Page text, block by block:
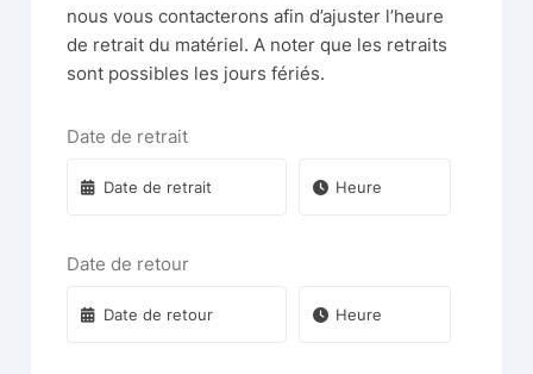
nous vous contacterons afin d’ajuster l’heure
de retrait du matériel. A noter que les retraits
sont possibles les jours fériés.
Date de retrait
Date de retour